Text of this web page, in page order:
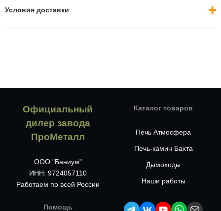
Условия доставки
Официальный
дилер завода
ПроМеталл
ООО "Баниум"
ИНН: 9724057110
Работаем по всей России
Каталог товаров
Печь Атмосфера
Печь-камин Бахта
Дымоходы
Наши работы
Помощь